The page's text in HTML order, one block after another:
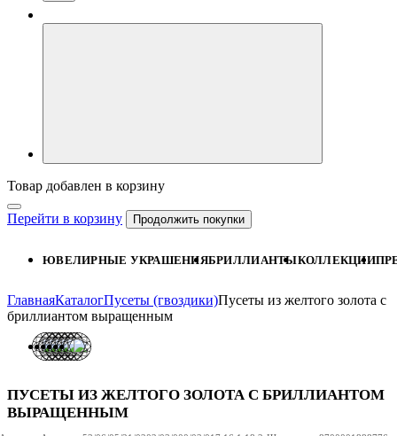
Товар добавлен в корзину
Перейти в корзину Продолжить покупки
ЮВЕЛИРНЫЕ УКРАШЕНИЯБРИЛЛИАНТЫКОЛЛЕКЦИИ
ГлавнаяКаталогПусеты (гвоздики)Пусеты из желтого золота с
бриллиантом выращенным
ПУСЕТЫ ИЗ ЖЕЛТОГО ЗОЛОТА С БРИЛЛИАНТОМ
ВЫРАЩЕННЫМ